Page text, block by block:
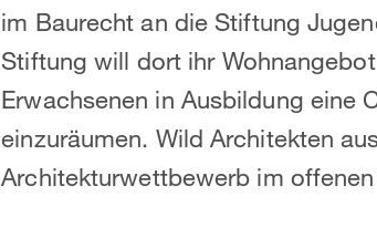
im Baurecht an die Stiftung
Stiftung will dort ihr
Erwachsenen in Ausbildung eine
einzuräumen. Wild Architekten
Architekturwettbewerb im offenen